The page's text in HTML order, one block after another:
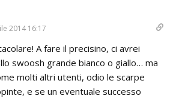
2014 16:17
A fare il precisino, ci avrei
swoosh grande bianco o giallo… ma
molti altri utenti, odio le scarpe
e se un eventuale successo